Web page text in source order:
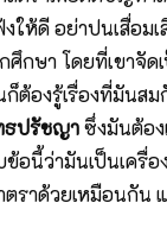
ให้ดี อย่าปนเสื่อม
ศึกษา โดยที่เขาจั
ต้องรู้เรื่องที่มันสม
ปรัชญาซึ่งมันต้อง
อนี้ว่ามันเป็นเครื่
ตราด้วยเหมือนกั